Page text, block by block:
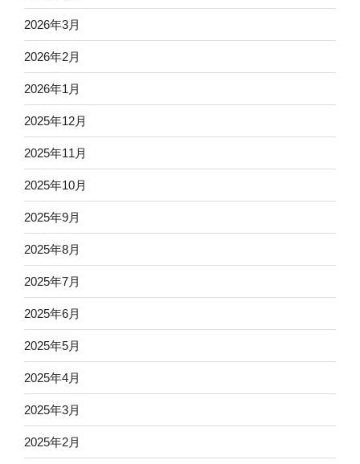
2026年3月
2026年2月
2026年1月
2025年12月
2025年11月
2025年10月
2025年9月
2025年8月
2025年7月
2025年6月
2025年5月
2025年4月
2025年3月
2025年2月